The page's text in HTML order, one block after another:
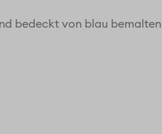
bedeckt von blau bemalten